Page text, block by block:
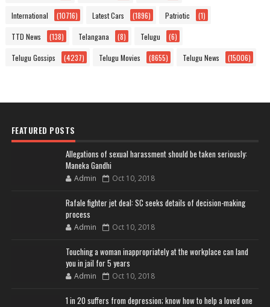
International (10716) Latest Cars (1896) Patriotic (1)
TTD News (138) Telangana (8) Telugu (6)
Telugu Gossips (4237) Telugu Movies (8655) Telugu News (15006)
FEATURED POSTS
Allegations of sexual harassment should be taken seriously:
Maneka Gandhi
Admin Oct 10, 2018
Rafale fighter jet deal: SC seeks details of decision-making
process
Admin Oct 10, 2018
Touching a woman inappropriately at the workplace can land
you in jail for 5 years
Admin Oct 10, 2018
1 in 20 suffers from depression; know how to help a loved one